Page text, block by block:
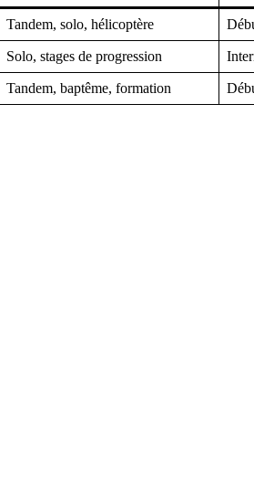
Tandem, solo, hélicoptère
Solo, stages de progression
Tandem, baptême, formation